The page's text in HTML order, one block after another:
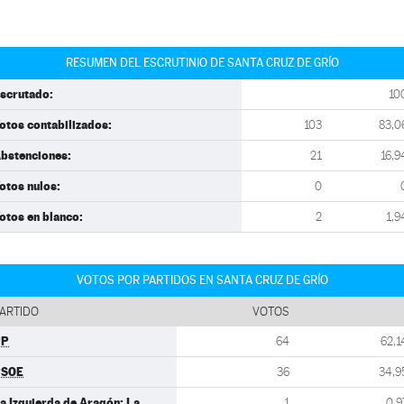
RESUMEN DEL ESCRUTINIO DE SANTA CRUZ DE GRÍO
contabilizados: 103
21
nulos: 0
en blanco: 2
VOTOS POR PARTIDOS EN SANTA CRUZ DE GRÍO
VOTOS
64
36